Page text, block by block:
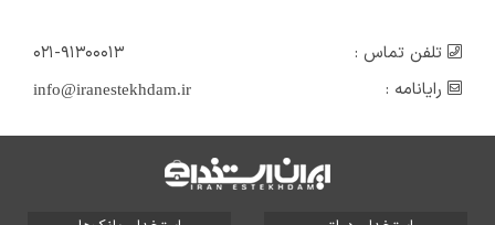
تلفن تماس :
۰۲۱-۹۱۳۰۰۰۱۳
رایانامه :
info@iranestekhdam.ir